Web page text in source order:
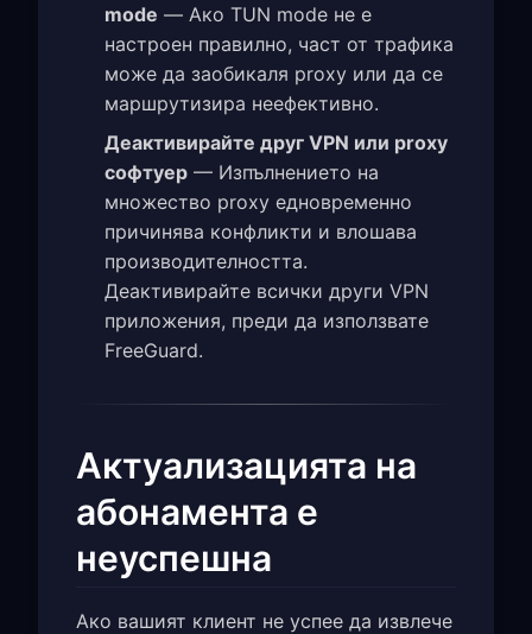
mode — Ако TUN mode не е
настроен правилно, част от трафика
може да заобикаля proxy или да се
маршрутизира неефективно.
Деактивирайте друг VPN или proxy
софтуер — Изпълнението на
множество proxy едновременно
причинява конфликти и влошава
производителността.
Деактивирайте всички други VPN
приложения, преди да използвате
FreeGuard.
Актуализацията на
абонамента е
неуспешна
Ако вашият клиент не успее да извлече